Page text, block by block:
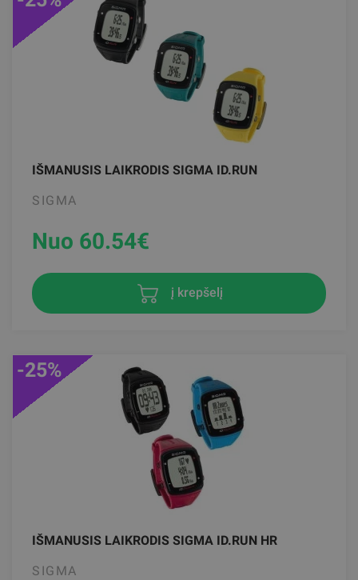
IŠMANUSIS LAIKRODIS SIGMA ID.RUN
SIGMA
Nuo 60.54€
į krepšelį
IŠMANUSIS LAIKRODIS SIGMA ID.RUN HR
SIGMA
-25%